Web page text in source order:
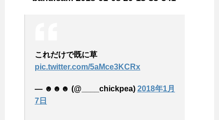
これだけで既に草
pic.twitter.com/5aMce3KCRx
— ☻☻☻ (@____chickpea) 2018年1月
7日